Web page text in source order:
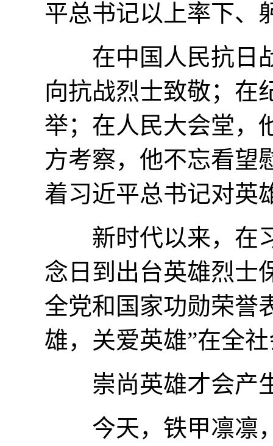
平总书记以上率下、
在中国人民抗日战
向抗战烈士致敬；在
举；在人民大会堂，
方考察，他不忘看
着习近平总书记对英
新时代以来，在习
念日到出台英雄烈士
全党和国家功勋荣誉
雄，关爱英雄”在全
崇尚英雄才会产生
今天，铁甲凛凛，